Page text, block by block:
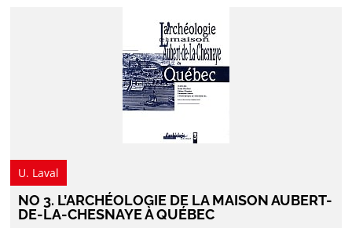
U. Laval
NO 3. L’ARCHÉOLOGIE DE LA MAISON AUBERT-
DE-LA-CHESNAYE À QUÉBEC